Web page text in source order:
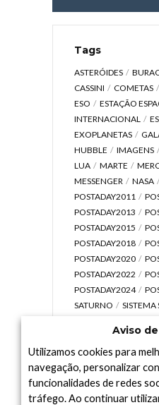
Tags
ASTERÓIDES
CASSINI
COMETAS
ESO
ESTAÇÃO
INTERNACIONAL
EXOPLANETAS
HUBBLE
IMAGENS
LUA
MARTE
MESSENGER
NASA
POSTADAY2011
POSTADAY2013
POSTADAY2015
POSTADAY2018
POSTADAY2020
POSTADAY2022
POSTADAY2024
SATURNO
SISTEMA
UNIVERSO
VÍDEO
Aviso
Utilizamos cookies para
navegação, personalizar
funcionalidades de redes
tráfego. Ao continuar